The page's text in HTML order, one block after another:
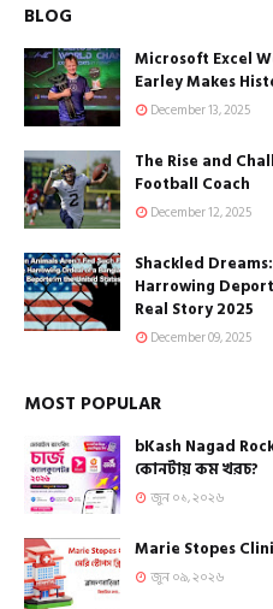
BLOG
Microsoft Excel
Earley Makes
December 13, 2025
The Rise and
Football Coach
December 12, 2025
Shackled
Harrowing
Real Story 2025
December 09, 2025
MOST POPULAR
bKash Nagad
কোনটায় কম খরচ?
জুন ০১, ২০২৬
Marie Stopes
জুন ০৯, ২০২৬